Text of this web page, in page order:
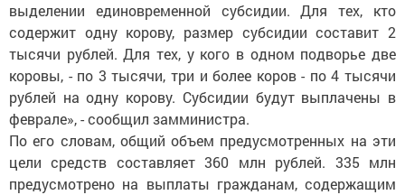
выделении единовременной субсидии. Для тех, кто
содержит одну корову, размер субсидии составит 2
тысячи рублей. Для тех, у кого в одном подворье две
коровы, - по 3 тысячи, три и более коров - по 4 тысячи
рублей на одну корову. Субсидии будут выплачены в
феврале», - сообщил замминистра.
По его словам, общий объем предусмотренных на эти
цели средств составляет 360 млн рублей. 335 млн
предусмотрено на выплаты гражданам, содержащим